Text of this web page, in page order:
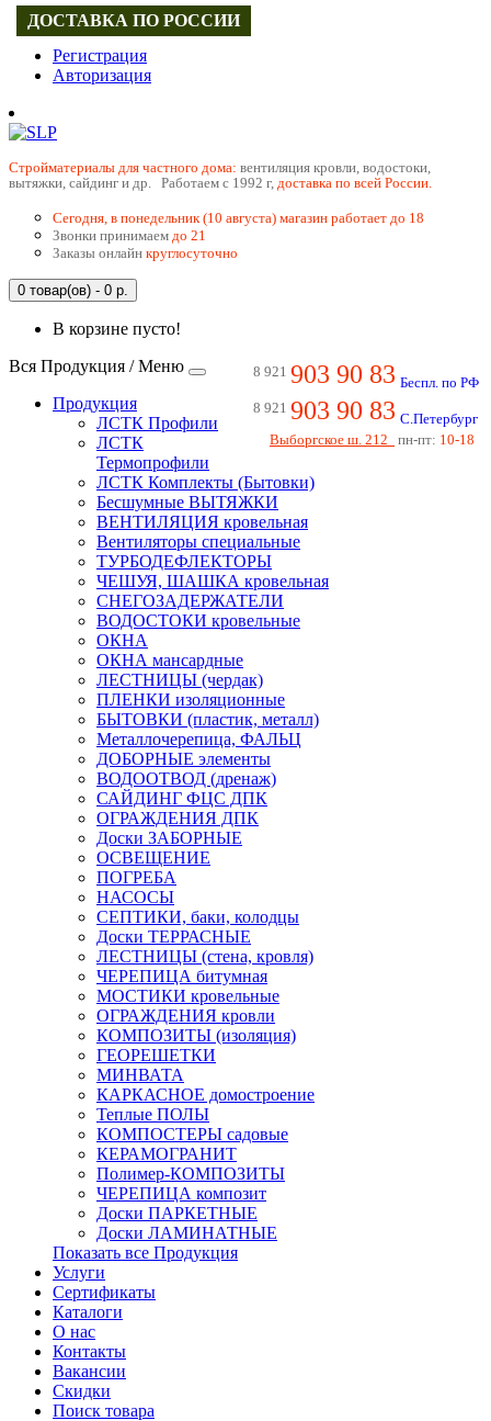
Регистрация
Авторизация
Cтройматериалы для частного дома: вентиляция кровли, водостоки,
вытяжки, сайдинг и др. Работаем с 1992 г, доставка по всей России.
Сегодня, в понедельник (10 августа) магазин работает до 18
Звонки принимаем до 21
Заказы онлайн круглосуточно
0 товар(ов) - 0 р.
В корзине пусто!
8 921 903 90 83 Беспл. по РФ
8 921 903 90 83 С.Петербург
Выборгское ш. 212
пн-пт: 10-18
Вся Продукция / Меню
Продукция
ЛСТК Профили
ЛСТК
Термопрофили
ЛСТК Комплекты (Бытовки)
Бесшумные ВЫТЯЖКИ
ВЕНТИЛЯЦИЯ кровельная
Вентиляторы специальные
ТУРБОДЕФЛЕКТОРЫ
ЧЕШУЯ, ШАШКА кровельная
СНЕГОЗАДЕРЖАТЕЛИ
ВОДОСТОКИ кровельные
ОКНА
ОКНА мансардные
ЛЕСТНИЦЫ (чердак)
ПЛЕНКИ изоляционные
БЫТОВКИ (пластик, металл)
Металлочерепица, ФАЛЬЦ
ДОБОРНЫЕ элементы
ВОДООТВОД (дренаж)
САЙДИНГ ФЦС ДПК
ОГРАЖДЕНИЯ ДПК
Доски ЗАБОРНЫЕ
ОСВЕЩЕНИЕ
ПОГРЕБА
НАСОСЫ
СЕПТИКИ, баки, колодцы
Доски ТЕРРАСНЫЕ
ЛЕСТНИЦЫ (стена, кровля)
ЧЕРЕПИЦА битумная
МОСТИКИ кровельные
ОГРАЖДЕНИЯ кровли
КОМПОЗИТЫ (изоляция)
ГЕОРЕШЕТКИ
МИНВАТА
КАРКАСНОЕ домостроение
Теплые ПОЛЫ
КОМПОСТЕРЫ садовые
КЕРАМОГРАНИТ
Полимер-КОМПОЗИТЫ
ЧЕРЕПИЦА композит
Доски ПАРКЕТНЫЕ
Доски ЛАМИНАТНЫЕ
Показать все Продукция
Услуги
Сертификаты
Каталоги
О нас
Контакты
Вакансии
Скидки
Поиск товара
ДОСТАВКА ПО РОССИИ